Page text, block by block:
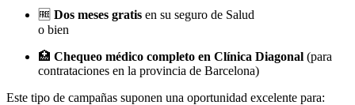
🆓 Dos meses gratis en su seguro de Salud
o bien
🏥 Chequeo médico completo en Clínica Diagonal (para
contrataciones en la provincia de Barcelona)
Este tipo de campañas suponen una oportunidad excelente para: